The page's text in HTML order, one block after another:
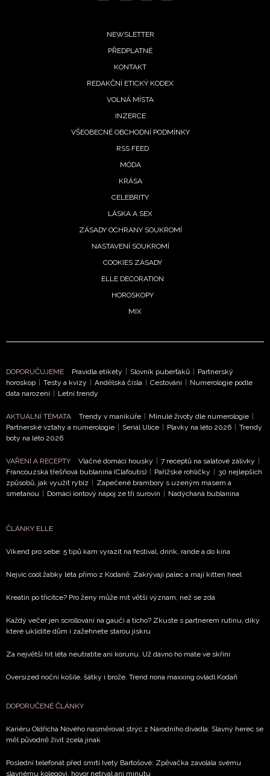
NEWSLETTER
ODESLAT
Přihlášením k newsletteru souhlasíte s
podmínkami společnosti BurdaMedia Extra s.r.o.a
potvrzujete, že jste se seznámili seZásadami
ochrany soukromí- BurdaMedia Extra s.r.o. bude s
informace od našich partnerů? Pokud souhlasíte se
soukromí BurdaMedia Extra s.r.o., zaškrtněte toto pole.
NEWSLETTER
PŘEDPLATNÉ
KONTAKT
REDAKČNÍ ETICKÝ KODEX
VOLNÁ MÍSTA
INZERCE
VŠEOBECNÉ OBCHODNÍ PODMÍNKY
RSS FEED
MÓDA
KRÁSA
CELEBRITY
LÁSKA A SEX
ZÁSADY OCHRANY SOUKROMÍ
NASTAVENÍ SOUKROMÍ
COOKIES ZÁSADY
ELLE DECORATION
HOROSKOPY
MIX
DOPORUČUJEME Pravidla etikety Slovník puberťáků
Partnerský
horoskop
Testy a kvízy Andělská čísla Cestování
Numerologie podle
data narození
Letní trendy
AKTUÁLNÍ TÉMATA Trendy v manikúře Minulé životy dle numerologie
Partnerské vztahy a numerologie
Seriál Ulice Plavky na léto 2026
Trendy
boty na léto 2026
VAŘENÍ A RECEPTY Vláčné domácí housky 7 receptů na salátové zálivky
Francouzská třešňová bublanina (Clafoutis)
Pařížské rohlíčky
30 nejlepších
způsobů, jak využít rybíz
Zapečené brambory s uzeným masem a
smetanou
Domácí iontový nápoj ze tří surovin Nadýchaná bublanina
ČLÁNKY ELLE
Víkend pro sebe: 5 tipů kam vyrazit na festival, drink, rande a do kina
Nejvíc cool žabky léta přímo z Kodaně. Zakrývají palec a mají kitten heel
Kreatin po třicítce? Pro ženy může mít větší význam, než se zdá
Každý večer jen scrollování na gauči a ticho? Zkuste s partnerem rutinu, díky
které uklidíte dům i zažehnete starou jiskru
Za největší hit léta neutratíte ani korunu. Už dávno ho máte ve skříni
Oversized noční košile, šátky i brože. Trend nona maxxing ovládl Kodaň
DOPORUČENÉ ČLÁNKY
Kariéru Oldřicha Nového nasměroval strýc z Národního divadla: Slavný herec se
měl původně živit zcela jinak
Poslední telefonát před smrtí Ivety Bartošové: Zpěvačka zavolala svému
slavnému kolegovi, hovor netrval ani minutu